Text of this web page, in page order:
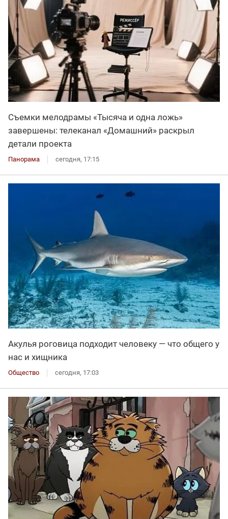
Съемки мелодрамы «Тысяча и одна ложь»
завершены: телеканал «Домашний» раскрыл
детали проекта
Панорама сегодня, 17:15
Акулья роговица подходит человеку — что общего у
нас и хищника
Общество сегодня, 17:03